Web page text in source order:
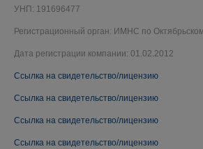
УНП: 191696477
Регистрационный орган: ИМНС по
Дата регистрации компании: 01.02.2012
Ссылка на свидетельство/лицензию
Ссылка на свидетельство/лицензию
Ссылка на свидетельство/лицензию
Ссылка на свидетельство/лицензию